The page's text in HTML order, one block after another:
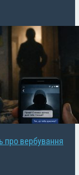
про вербування